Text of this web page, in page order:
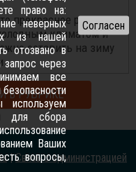
прекрасное решение
климатом и
оставить на зиму
В РУБРИКЕ
|Связь с администрацией
право на:
неверных
из нашей
отозвано в
через
все
для сбора
Ваших
вопросы,